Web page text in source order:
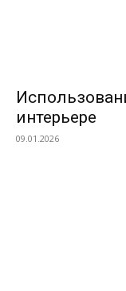
интерьере
09.01.2026